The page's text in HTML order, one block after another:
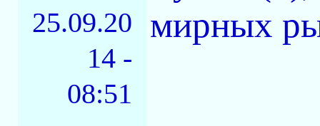
25.09.20
14 -
08:51
мирных